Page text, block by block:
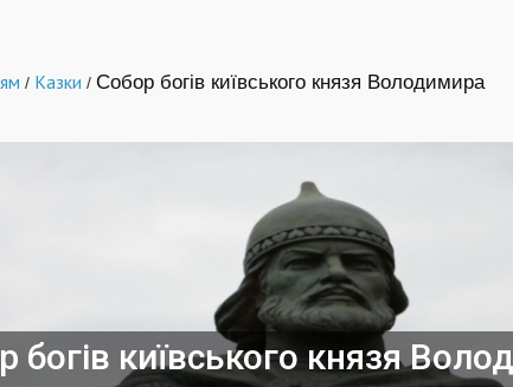
/ Казки / Собор богів київського князя Володимира
богів київського князя